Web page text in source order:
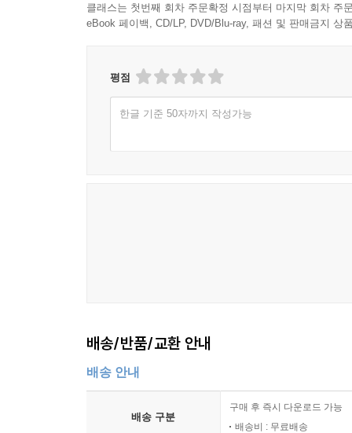
클래스는 첫번째 회차 주문확정 시점부터 마지막 회차 주
eBook 페이백, CD/LP, DVD/Blu-ray, 패션 및 판매금지 상
평점
한글 기준 50자까지 작성가능
배송/반품/교환 안내
배송 안내
배송 구분
구매 후 즉시 다운로드 가능
배송비 : 무료배송